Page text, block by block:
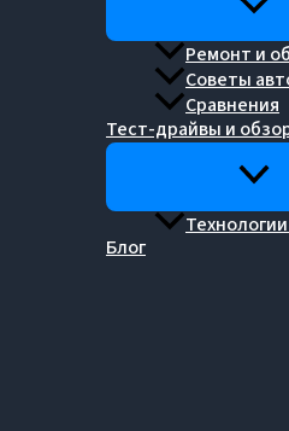
Ремонт и
Советы
Сравнения
Тест-драйвы и
Блог